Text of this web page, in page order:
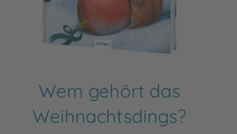
Wem gehört das
Weihnachtsdings?